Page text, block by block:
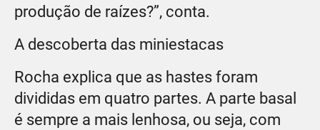
produção de raízes?”, conta.
A descoberta das miniestacas
Rocha explica que as hastes foram
divididas em quatro partes. A parte basal
é sempre a mais lenhosa, ou seja, com